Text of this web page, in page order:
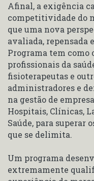
Afinal, a exigência
competitividade do
que uma nova
avaliada, repensada
Programa tem
profissionais da
fisioterapeutas e
administradores e
na gestão de
Hospitais, Clínicas,
Saúde, para superar
que se delimita.
Um programa
extremamente